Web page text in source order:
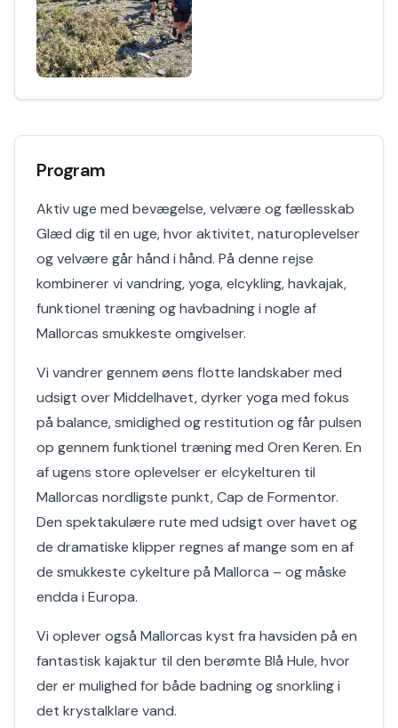
Program
Aktiv uge med bevægelse, velvære og fællesskab
Glæd dig til en uge, hvor aktivitet, naturoplevelser
og velvære går hånd i hånd. På denne rejse
kombinerer vi vandring, yoga, elcykling, havkajak,
funktionel træning og havbadning i nogle af
Mallorcas smukkeste omgivelser.
Vi vandrer gennem øens flotte landskaber med
udsigt over Middelhavet, dyrker yoga med fokus
på balance, smidighed og restitution og får pulsen
op gennem funktionel træning med Oren Keren. En
af ugens store oplevelser er elcykelturen til
Mallorcas nordligste punkt, Cap de Formentor.
Den spektakulære rute med udsigt over havet og
de dramatiske klipper regnes af mange som en af
de smukkeste cykelture på Mallorca – og måske
endda i Europa.
Vi oplever også Mallorcas kyst fra havsiden på en
fantastisk kajaktur til den berømte Blå Hule, hvor
der er mulighed for både badning og snorkling i
det krystalklare vand.